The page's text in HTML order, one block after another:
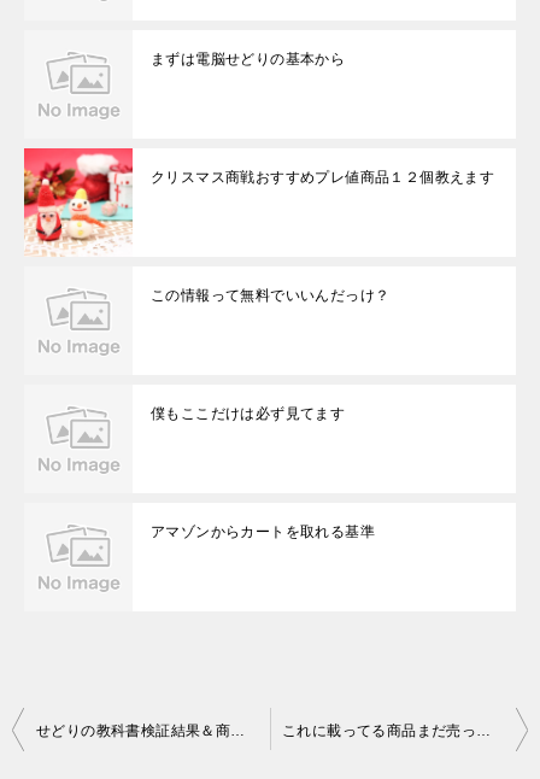
まずは電脳せどりの基本から
クリスマス商戦おすすめプレ値商品１２個教えます
この情報って無料でいいんだっけ？
僕もここだけは必ず見てます
アマゾンからカートを取れる基準
投
稿
ナ